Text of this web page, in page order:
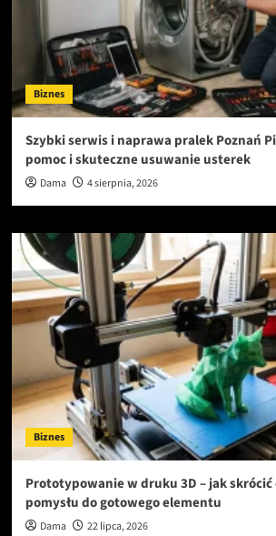
Biznes
Szybki serwis i naprawa pralek Poznań
pomoc i skuteczne usuwanie usterek
Dama 4 sierpnia, 2026
Biznes
Prototypowanie w druku 3D – jak skrócić
pomysłu do gotowego elementu
Dama 22 lipca, 2026